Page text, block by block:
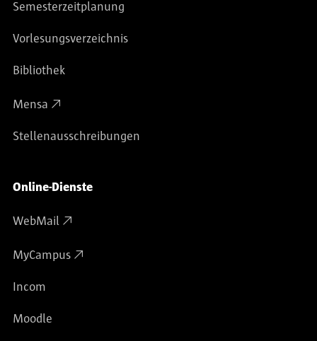
Semesterzeitplanung
Vorlesungsverzeichnis
Bibliothek
Mensa
Stellenausschreibungen
Online-Dienste
WebMail
MyCampus
Incom
Moodle